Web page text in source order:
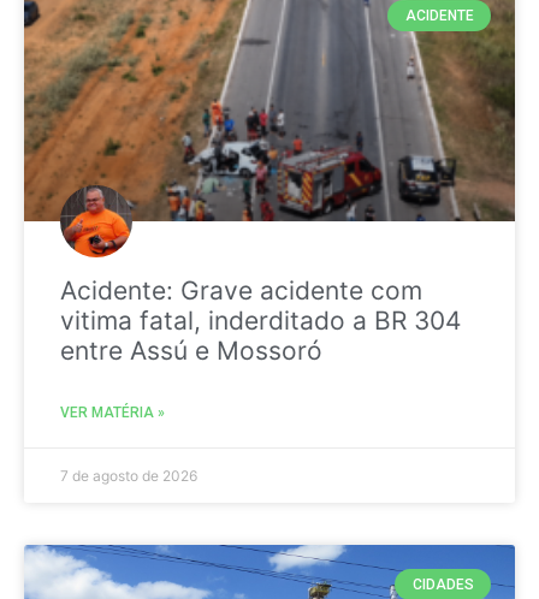
ACIDENTE
Acidente: Grave acidente com
vitima fatal, inderditado a BR 304
entre Assú e Mossoró
VER MATÉRIA »
7 de agosto de 2026
CIDADES